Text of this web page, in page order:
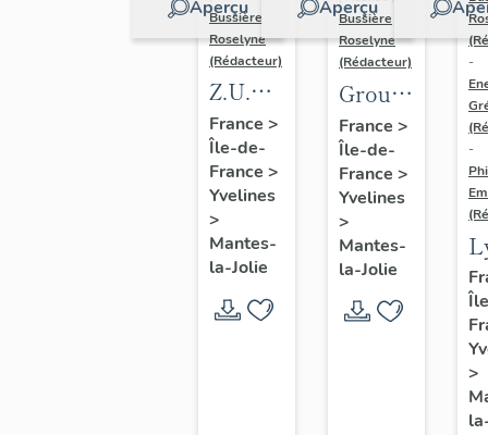
Aperçu
Bussière
Roselyne
(Rédacteur)
Z.U.P.
du Val
Fourré
France >
Île-de-
France >
Yvelines
>
Mantes-
la-Jolie
Aperçu
Bussière
Roselyne
(Rédacteur)
Groupe
Scolaire
Les
Jonquilles,
Rousseau,
Colette
France >
Île-de-
France >
Yvelines
>
Mantes-
la-Jolie
-
-
>